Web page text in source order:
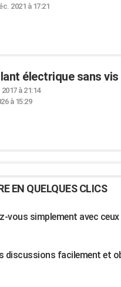
2021 à 17:21
électrique sans
2017 à 21:14
à 15:29
EN QUELQUES CLICS
vous simplement avec
discussions facilement et